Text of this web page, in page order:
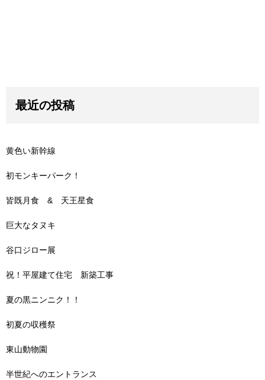
最近の投稿
黄色い新幹線
初モンキーパーク！
皆既月食 & 天王星食
巨大なタヌキ
谷口ジロー展
祝！平屋建て住宅 新築工事
夏の黒ニンニク！！
初夏の収穫祭
東山動物園
半世紀へのエントランス